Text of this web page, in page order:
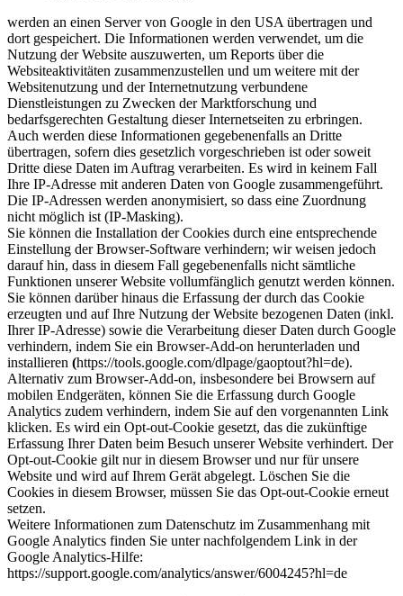
werden an einen Server von Google in den USA übertragen und
dort gespeichert. Die Informationen werden verwendet, um die
Nutzung der Website auszuwerten, um Reports über die
Websiteaktivitäten zusammenzustellen und um weitere mit der
Websitenutzung und der Internetnutzung verbundene
Dienstleistungen zu Zwecken der Marktforschung und
bedarfsgerechten Gestaltung dieser Internetseiten zu erbringen.
Auch werden diese Informationen gegebenenfalls an Dritte
übertragen, sofern dies gesetzlich vorgeschrieben ist oder soweit
Dritte diese Daten im Auftrag verarbeiten. Es wird in keinem Fall
Ihre IP-Adresse mit anderen Daten von Google zusammengeführt.
Die IP-Adressen werden anonymisiert, so dass eine Zuordnung
nicht möglich ist (IP-Masking).
Sie können die Installation der Cookies durch eine entsprechende
Einstellung der Browser-Software verhindern; wir weisen jedoch
darauf hin, dass in diesem Fall gegebenenfalls nicht sämtliche
Funktionen unserer Website vollumfänglich genutzt werden können.
Sie können darüber hinaus die Erfassung der durch das Cookie
erzeugten und auf Ihre Nutzung der Website bezogenen Daten (inkl.
Ihrer IP-Adresse) sowie die Verarbeitung dieser Daten durch Google
verhindern, indem Sie ein Browser-Add-on herunterladen und
installieren (https://tools.google.com/dlpage/gaoptout?hl=de).
Alternativ zum Browser-Add-on, insbesondere bei Browsern auf
mobilen Endgeräten, können Sie die Erfassung durch Google
Analytics zudem verhindern, indem Sie auf den vorgenannten Link
klicken. Es wird ein Opt-out-Cookie gesetzt, das die zukünftige
Erfassung Ihrer Daten beim Besuch unserer Website verhindert. Der
Opt-out-Cookie gilt nur in diesem Browser und nur für unsere
Website und wird auf Ihrem Gerät abgelegt. Löschen Sie die
Cookies in diesem Browser, müssen Sie das Opt-out-Cookie erneut
setzen.
Weitere Informationen zum Datenschutz im Zusammenhang mit
Google Analytics finden Sie unter nachfolgendem Link in der
Google Analytics-Hilfe:
https://support.google.com/analytics/answer/6004245?hl=de